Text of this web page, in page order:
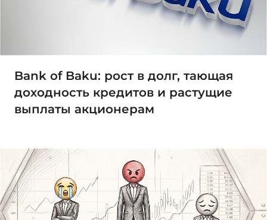
Bank of Baku: рост в долг, тающая
доходность кредитов и растущие
выплаты акционерам